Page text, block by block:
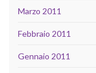
Marzo 2011
Febbraio 2011
Gennaio 2011